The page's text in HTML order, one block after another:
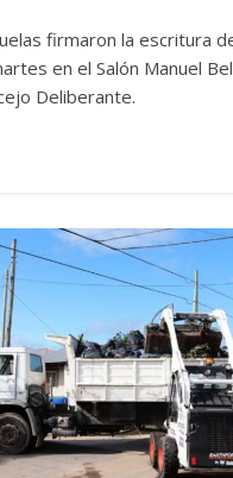
firmaron la escritura
en el Salón Manuel
Deliberante.